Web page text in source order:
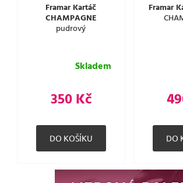
Framar Kartáč
CHAMPAGNE
pudrový
Skladem
350 Kč
Framar